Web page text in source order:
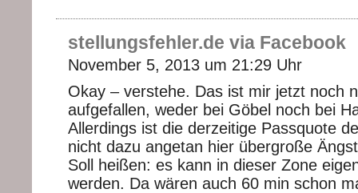
stellungsfehler.de via Facebook
November 5, 2013 um 21:29 Uhr
Okay – verstehe. Das ist mir jetzt noch
aufgefallen, weder bei Göbel noch bei
Allerdings ist die derzeitige Passquote
nicht dazu angetan hier übergroße
Soll heißen: es kann in dieser Zone
werden. Da wären auch 60 min schon